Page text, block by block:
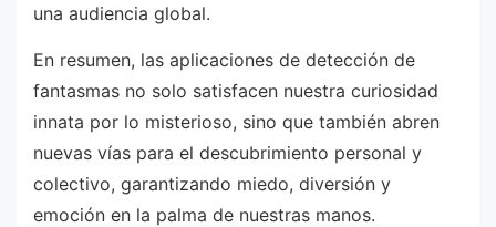
una audiencia global.
En resumen, las aplicaciones de detección de
fantasmas no solo satisfacen nuestra curiosidad
innata por lo misterioso, sino que también abren
nuevas vías para el descubrimiento personal y
colectivo, garantizando miedo, diversión y
emoción en la palma de nuestras manos.